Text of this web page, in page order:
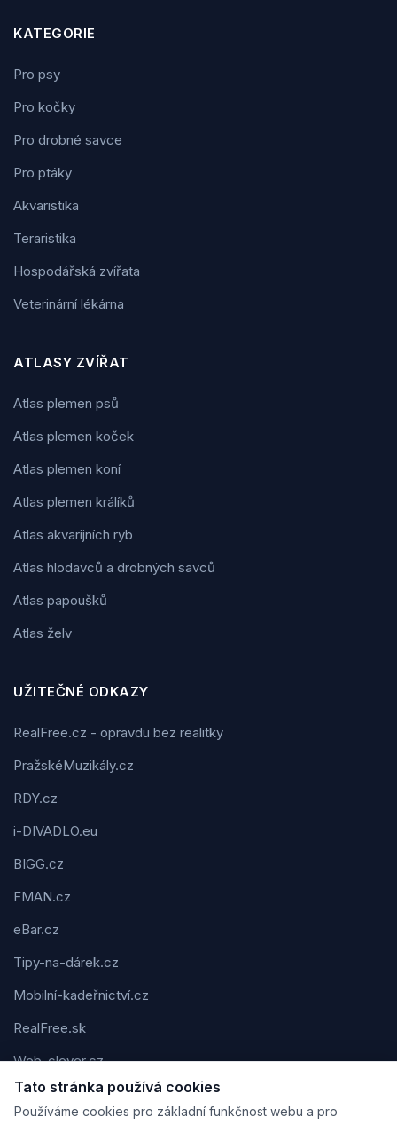
KATEGORIE
Pro psy
Pro kočky
Pro drobné savce
Pro ptáky
Akvaristika
Teraristika
Hospodářská zvířata
Veterinární lékárna
ATLASY ZVÍŘAT
Atlas plemen psů
Atlas plemen koček
Atlas plemen koní
Atlas plemen králíků
Atlas akvarijních ryb
Atlas hlodavců a drobných savců
Atlas papoušků
Atlas želv
UŽITEČNÉ ODKAZY
RealFree.cz - opravdu bez realitky
PražskéMuzikály.cz
RDY.cz
i-DIVADLO.eu
BIGG.cz
FMAN.cz
eBar.cz
Tipy-na-dárek.cz
Mobilní-kadeřnictví.cz
RealFree.sk
Web-clever.cz
Kvízov.cz
Tato stránka používá cookies
Používáme cookies pro základní funkčnost webu a pro